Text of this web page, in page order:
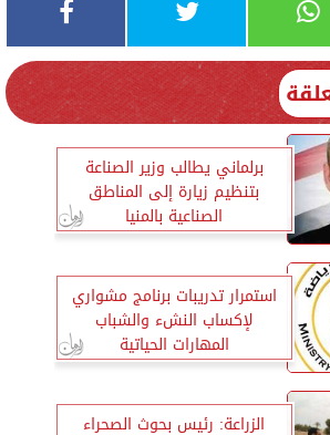
برلماني يطالب وزير الصناعة
بتنظيم زيارة إلى المناطق
الصناعية بالمنيا
استمرار تدريبات برنامج مشواري
لإكساب النشء والشباب
المهارات الحياتية
الزراعة: رئيس بحوث الصحراء